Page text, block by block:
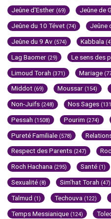
Jeûne d'Esther (69) Jeûne de
Jeûne du 10 Tévet (74) Jeûne
Jeûne du 9 Av (574) Kabbala
Lag Baomer (29) Le sens des
Limoud Torah (371) Mariage
Middot (69) Moussar (154)
Non-Juifs (248) Nos Sages
Pessah (1508) Pourim (274)
Pureté Familiale (578)
Respect des Parents (247)
Roch Hachana (295) Santé (1)
Sexualité (8) Sim'hat Torah (47)
Talmud (1) Techouva (122)
Temps Messianique (124)